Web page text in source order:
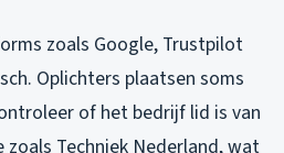
zoals Google, Trustpilot
Oplichters plaatsen soms
of het bedrijf lid is van
Techniek Nederland, wat